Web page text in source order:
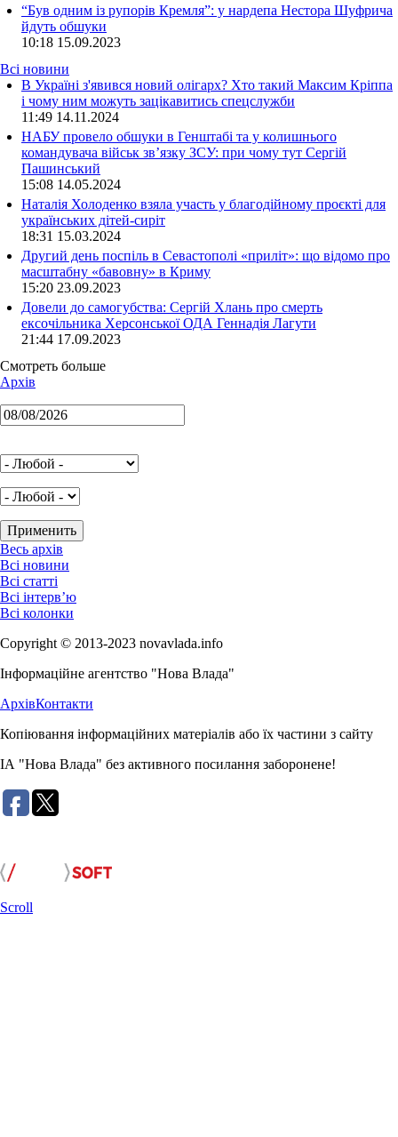
“Був одним із рупорів Кремля”: у нардепа Нестора Шуфрича
йдуть обшуки
10:18 15.09.2023
Всі новини
В Україні з'явився новий олігарх? Хто такий Максим Кріппа
і чому ним можуть зацікавитись спецслужби
11:49 14.11.2024
НАБУ провело обшуки в Генштабі та у колишнього
командувача військ зв’язку ЗСУ: при чому тут Сергій
Пашинський
15:08 14.05.2024
Наталія Холоденко взяла участь у благодійному проєкті для
українських дітей-сиріт
18:31 15.03.2024
Другий день поспіль в Севастополі «приліт»: що відомо про
масштабну «бавовну» в Криму
15:20 23.09.2023
Довели до самогубства: Сергій Хлань про смерть
ексочільника Херсонської ОДА Геннадія Лагути
21:44 17.09.2023
Смотреть больше
Архів
Весь архів
Всі новини
Всі статті
Всі інтерв’ю
Всі колонки
Copyright © 2013-2023 novavlada.info
Інформаційне агентство "Нова Влада"
АрхівКонтакти
Копіювання інформаційних матеріалів або їх частини з сайту
ІА "Нова Влада" без активного посилання заборонене!
Scroll